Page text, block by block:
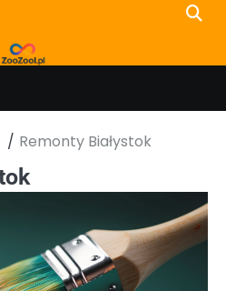
Remonty Białystok